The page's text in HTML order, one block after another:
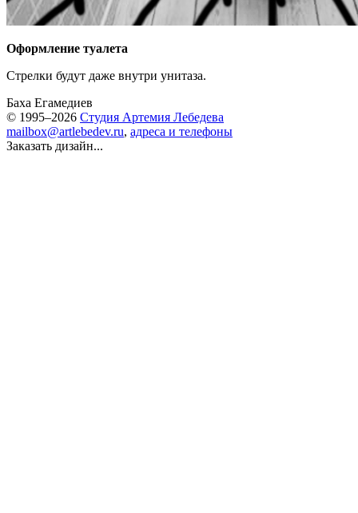
Оформление туалета
Стрелки будут даже внутри унитаза.
Баха Егамедиев
© 1995–2026 Студия Артемия Лебедева
mailbox@artlebedev.ru, адреса и телефоны
Заказать дизайн...